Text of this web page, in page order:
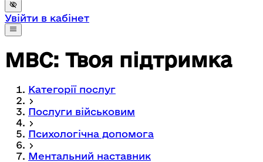
Увійти в кабінет
МВС: Твоя підтримка
Категорії послуг
Послуги військовим
Психологічна допомога
Ментальний наставник